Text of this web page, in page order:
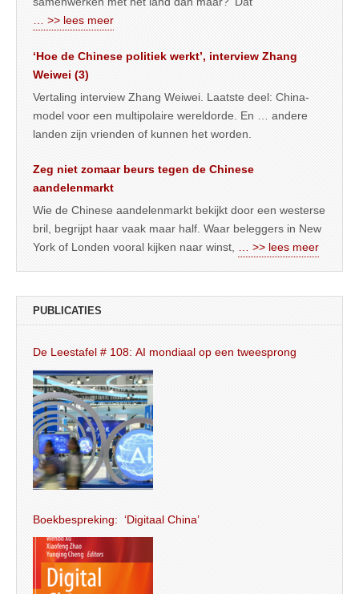
… >> lees meer
‘Hoe de Chinese politiek werkt’, interview Zhang
Weiwei (3)
Vertaling interview Zhang Weiwei. Laatste deel: China-
model voor een multipolaire wereldorde. En … andere
landen zijn vrienden of kunnen het worden.
Zeg niet zomaar beurs tegen de Chinese
aandelenmarkt
Wie de Chinese aandelenmarkt bekijkt door een westerse
bril, begrijpt haar vaak maar half. Waar beleggers in New
York of Londen vooral kijken naar winst,
… >> lees meer
PUBLICATIES
De Leestafel # 108: AI mondiaal op een tweesprong
Boekbespreking: ‘Digitaal China’